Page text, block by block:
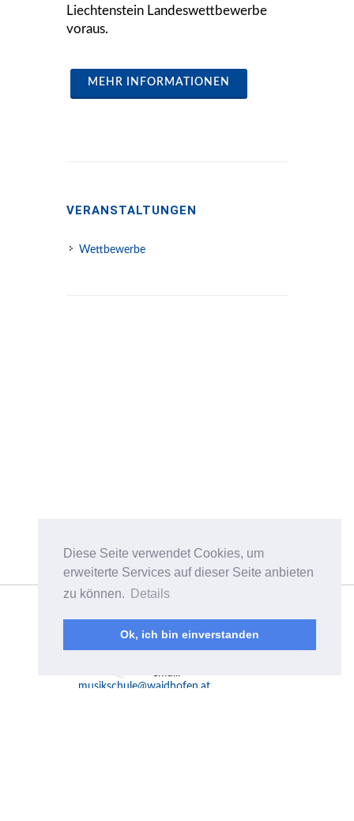
Diese Seite verwendet Cookies, um
erweiterte Services auf dieser Seite anbieten
zu können.
Details
Ok, ich bin einverstanden
Liechtenstein Landeswettbewerbe
voraus.
MEHR INFORMATIONEN
VERANSTALTUNGEN
Wettbewerbe
Waidhofen/Ybbstal
Plenkerstraße 8a
musikschule@waidhofen.at